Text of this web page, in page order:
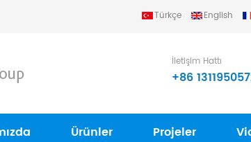
Equipment Group Ltd.. Türkçe English
İletişim Hattı
+86
Ürünler Projeler